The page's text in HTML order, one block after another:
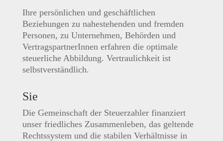
Ihre persönlichen und geschäftlichen
Beziehungen zu nahestehenden und fremden
Personen, zu Unternehmen, Behörden und
VertragspartnerInnen erfahren die optimale
steuerliche Abbildung. Vertraulichkeit ist
selbstverständlich.
Sie
Die Gemeinschaft der Steuerzahler finanziert
unser friedliches Zusammenleben, das geltende
Rechtssystem und die stabilen Verhältnisse in